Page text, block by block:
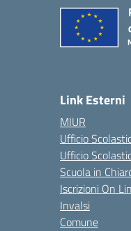
Link Esterni
MIUR
Ufficio
Ufficio
Scuola in
Iscrizioni On
Invalsi
Comune